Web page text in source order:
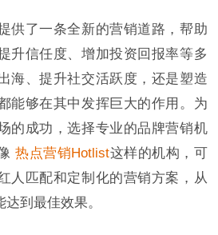
供了一条全新的营销道路，帮助
升信任度、增加投资回报率等多
海、提升社交活跃度，还是塑造
能够在其中发挥巨大的作用。为
的成功，选择专业的品牌营销机
热点营销Hotlist这样的机构，可
人匹配和定制化的营销方案，从
到最佳效果。